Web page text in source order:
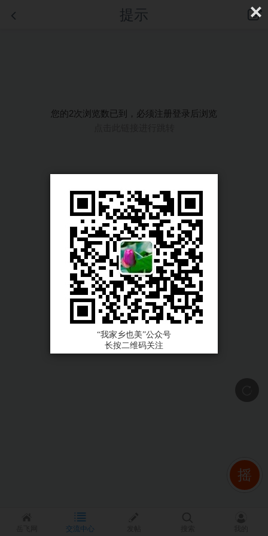
提示
您的2次浏览数已到，必须注册登录后浏览
摇
首页 登录 | 注册
手机版 | 电脑版 |
客户端
© Comsenz Inc.
交流中心
“我家乡也美”公众号
长按二维码关注